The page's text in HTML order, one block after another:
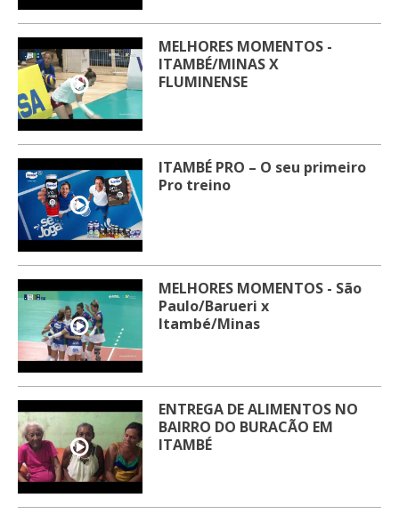
MELHORES MOMENTOS -
ITAMBÉ/MINAS X
FLUMINENSE
ITAMBÉ PRO – O seu primeiro
Pro treino
MELHORES MOMENTOS - São
Paulo/Barueri x
Itambé/Minas
ENTREGA DE ALIMENTOS NO
BAIRRO DO BURACÃO EM
ITAMBÉ